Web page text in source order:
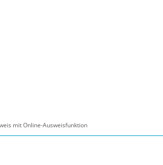
mit Online-Ausweisfunktion